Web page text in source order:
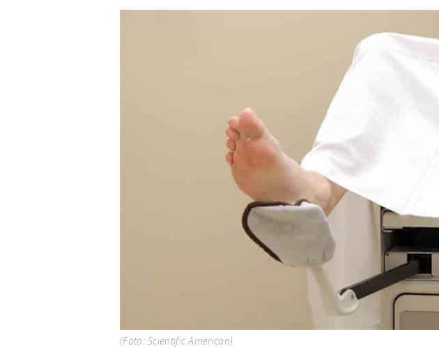
(Foto: Scientific American)